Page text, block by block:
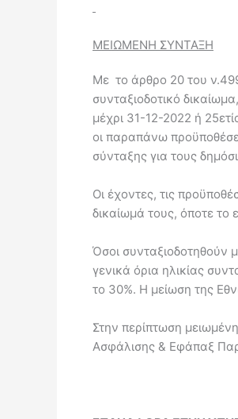
ΜΕΙΩΜΕΝΗ ΣΥΝΤΑΞΗ
Με το άρθρο 20 του
συνταξιοδοτικό
μέχρι 31-12-2022 ή
οι παραπάνω
σύνταξης για τους
Οι έχοντες, τις
δικαίωμά τους, όποτε το
Όσοι συνταξιοδοτηθούν
γενικά όρια ηλικίας
το 30%. Η μείωση της
Στην περίπτωση
Ασφάλισης & Εφάπαξ